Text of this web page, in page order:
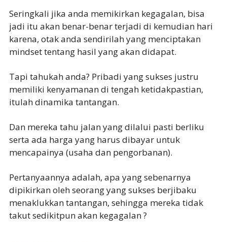
Seringkali jika anda memikirkan kegagalan, bisa
jadi itu akan benar-benar terjadi di kemudian hari
karena, otak anda sendirilah yang menciptakan
mindset tentang hasil yang akan didapat.
Tapi tahukah anda? Pribadi yang sukses justru
memiliki kenyamanan di tengah ketidakpastian,
itulah dinamika tantangan.
Dan mereka tahu jalan yang dilalui pasti berliku
serta ada harga yang harus dibayar untuk
mencapainya (usaha dan pengorbanan).
Pertanyaannya adalah, apa yang sebenarnya
dipikirkan oleh seorang yang sukses berjibaku
menaklukkan tantangan, sehingga mereka tidak
takut sedikitpun akan kegagalan ?